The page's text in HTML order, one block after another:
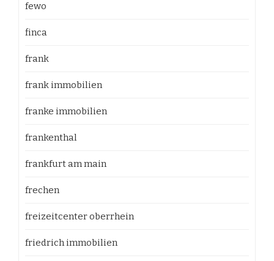
fewo
finca
frank
frank immobilien
franke immobilien
frankenthal
frankfurt am main
frechen
freizeitcenter oberrhein
friedrich immobilien